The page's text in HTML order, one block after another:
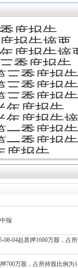
度报告
报告摘要
度报告摘
季度报告
三季度报
三季度报
三季度报
年度报告
年度报告
一季度报
一季度报
度报告
报
08-04起质押1600万股，占
700万股，占所持股比例